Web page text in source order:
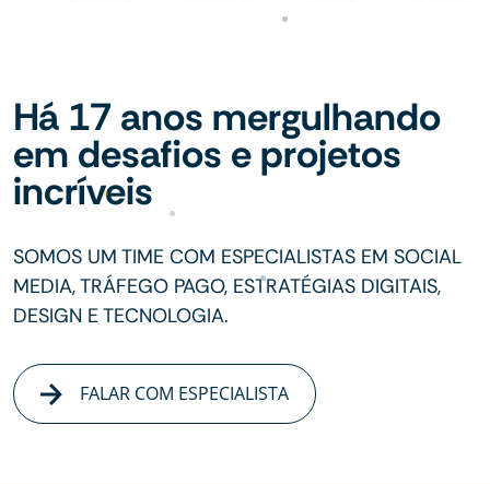
Há 17 anos mergulhando
em desafios e projetos
incríveis
SOMOS UM TIME COM ESPECIALISTAS EM SOCIAL
MEDIA, TRÁFEGO PAGO, ESTRATÉGIAS DIGITAIS,
DESIGN E TECNOLOGIA.
FALAR COM ESPECIALISTA